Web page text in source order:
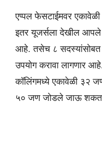
एप्पल फेसटाईमवर
इतर यूजर्सला देखील
आहे. तसेच ८ सदस्यांसोबत
उपयोग करावा लागणार
कॉलिंगमध्ये एकावेळी ३२
५० जण जोडले जाऊ